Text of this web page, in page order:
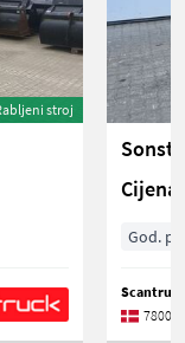
stroj
God.
7800